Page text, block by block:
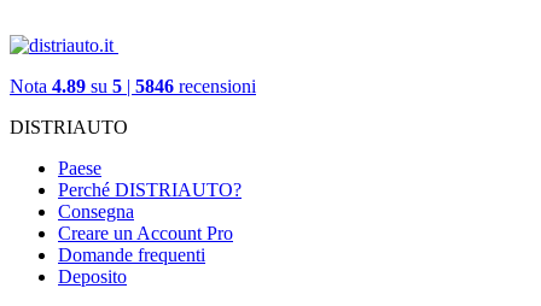
Nota 4.89 su 5 | 5846 recensioni
DISTRIAUTO
Paese
Perché DISTRIAUTO?
Consegna
Creare un Account Pro
Domande frequenti
Deposito